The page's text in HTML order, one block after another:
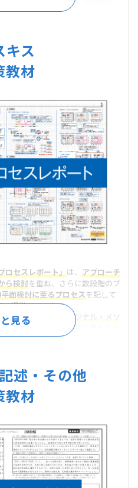
身につきます。 また、当学院で
上げる作図指導」も実施します。
ことができます。
キス
教材
ロセスレポート」 は、 アプローチ
ら検討を重ね、さらに数段階のブ
面検討に至るプロセスを記して
、提供しています。
化した当学院のオリジナル・メソ
完成させるために必要な考え方の
述・その他
教材